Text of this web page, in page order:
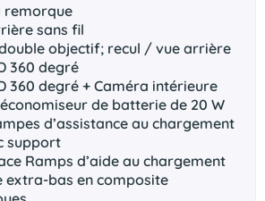
remorque
sans fil
objectif; recul / vue arrière
360 degré
360 degré + Caméra intérieure
de batterie de 20 W
d’assistance au chargement
support
Ramps d’aide au chargement
extra-bas en composite